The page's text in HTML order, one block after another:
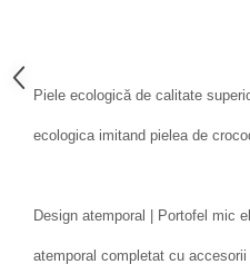
Piele ecologică de calitate
ecologica imitand pielea de
Design atemporal | Portofel mic
atemporal completat cu accesorii